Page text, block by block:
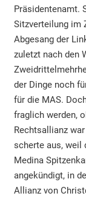
Präsidentenamt.
Sitzverteilung im
Abgesang der
zuletzt nach den
der Dinge noch
für die MAS.
fraglich werden,
Rechtsallianz
scherte aus, weil
Medina
angekündigt, in
Allianz von